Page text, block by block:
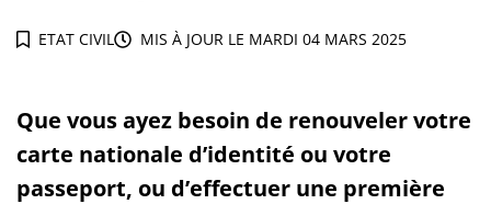
ETAT CIVIL MIS À JOUR LE MARDI 04 MARS 2025
Que vous ayez besoin de renouveler votre
carte nationale d’identité ou votre
passeport, ou d’effectuer une première